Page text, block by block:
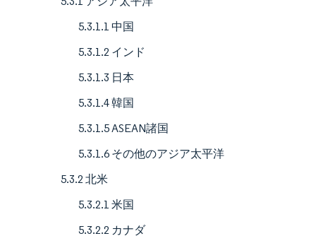
5.3.1.1 中国
5.3.1.2 インド
5.3.1.3 日本
5.3.1.4 韓国
5.3.1.5 ASEAN諸国
5.3.1.6 その他のアジア太平洋
5.3.2 北米
5.3.2.1 米国
5.3.2.2 カナダ